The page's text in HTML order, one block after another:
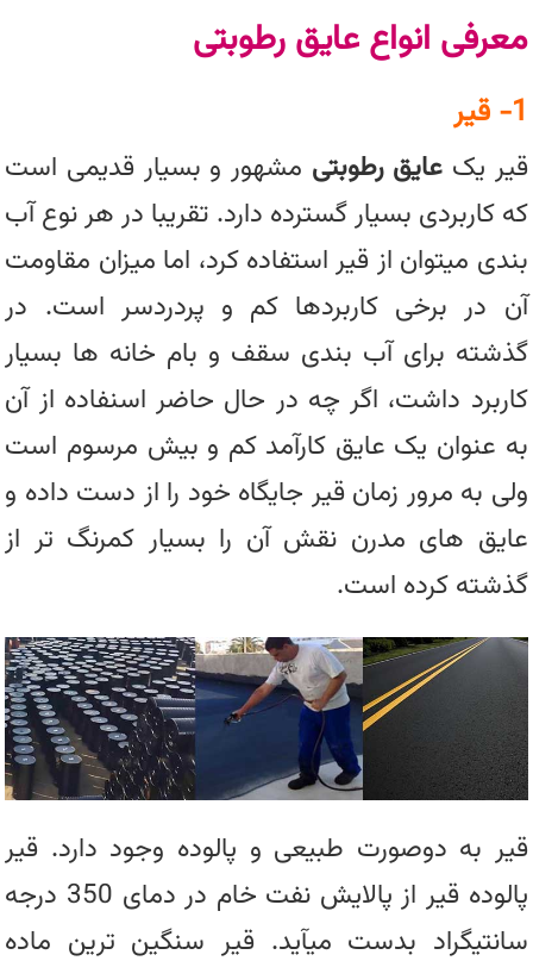
معرفی انواع عایق رطوبتی
1- قیر
قیر یک عایق رطوبتی مشهور و بسیار قدیمی است
که کاربردی بسیار گسترده دارد. تقریبا در هر نوع آب
بندی میتوان از قیر استفاده کرد، اما میزان مقاومت
آن در برخی کاربردها کم و پردردسر است. در
گذشته برای آب بندی سقف و بام خانه ها بسیار
کاربرد داشت، اگر چه در حال حاضر اسنفاده از آن
به عنوان یک عایق کارآمد کم و بیش مرسوم است
ولی به مرور زمان قیر جایگاه خود را از دست داده و
عایق های مدرن نقش آن را بسیار کمرنگ تر از
گذشته کرده است.
قیر به دوصورت طبیعی و پالوده وجود دارد. قیر
پالوده قیر از پالایش نفت خام در دمای 350 درجه
سانتیگراد بدست میآید. قیر سنگین ترین ماده